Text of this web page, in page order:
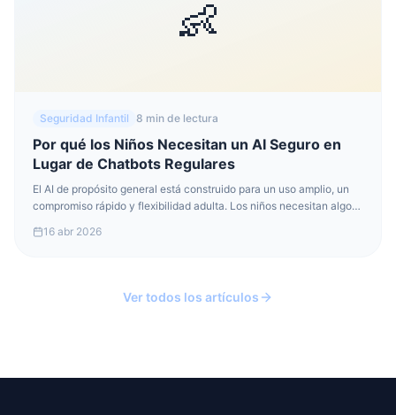
👶
Seguridad Infantil 8 min de lectura
Por qué los Niños Necesitan un AI Seguro en
Lugar de Chatbots Regulares
El AI de propósito general está construido para un uso amplio, un
compromiso rápido y flexibilidad adulta. Los niños necesitan algo
sistemas que respeten su etapa de desarrollo.
16 abr 2026
Ver todos los artículos